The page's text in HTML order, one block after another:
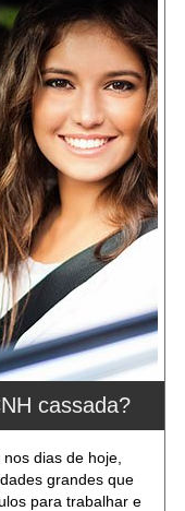
cassada?
dias de hoje,
grandes que
para trabalhar e